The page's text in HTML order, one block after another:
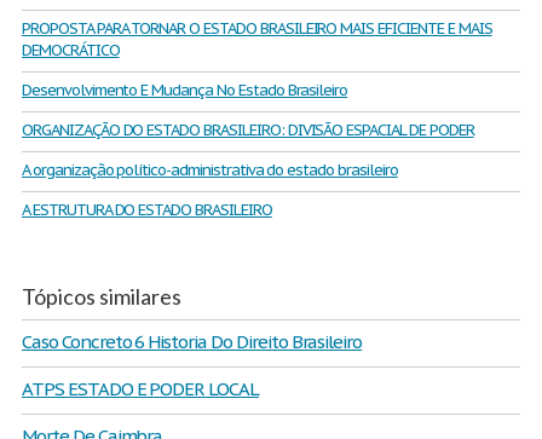
PROPOSTA PARA TORNAR O ESTADO BRASILEIRO MAIS EFICIENTE E MAIS
DEMOCRÁTICO
Desenvolvimento E Mudança No Estado Brasileiro
ORGANIZAÇÃO DO ESTADO BRASILEIRO: DIVISÃO ESPACIAL DE PODER
A organização político-administrativa do estado brasileiro
A ESTRUTURA DO ESTADO BRASILEIRO
Tópicos similares
Caso Concreto 6 Historia Do Direito Brasileiro
ATPS ESTADO E PODER LOCAL